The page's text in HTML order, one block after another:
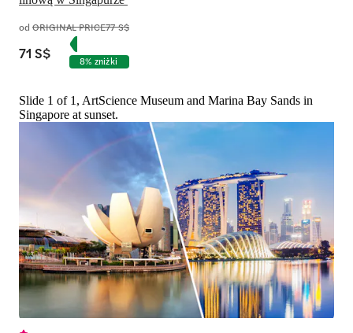
od ORIGINAL PRICE77 S$
71 S$ 8% zniżki
Slide 1 of 1, ArtScience Museum and Marina Bay Sands in
Singapore at sunset.